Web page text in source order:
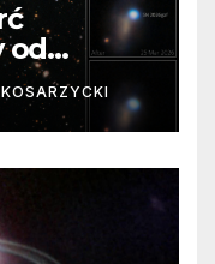
od